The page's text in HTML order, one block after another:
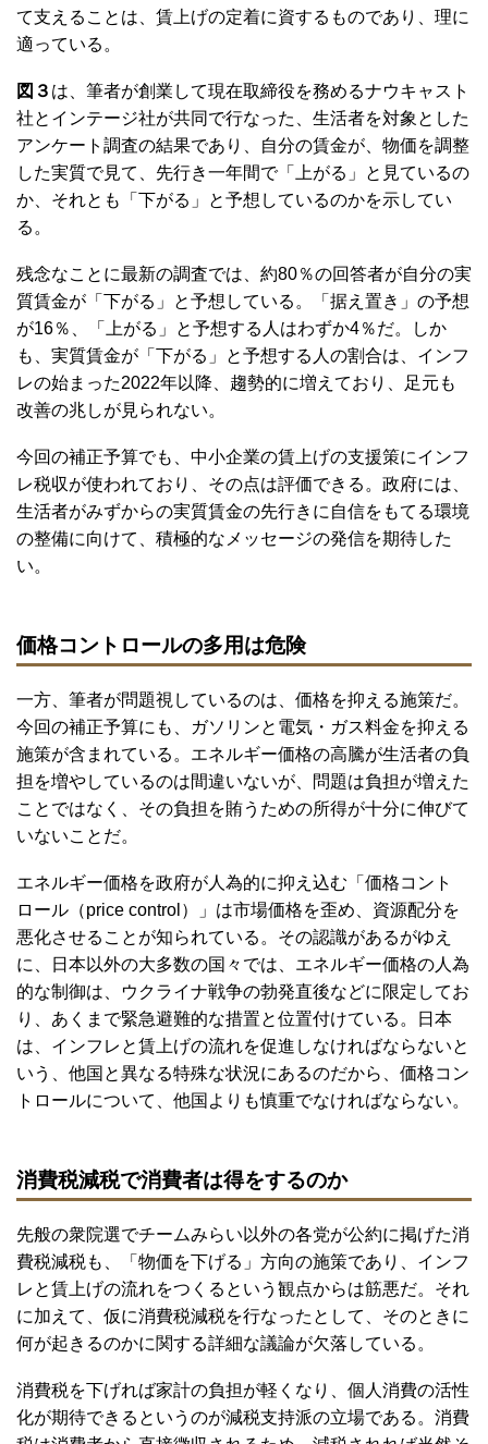
て支えることは、賃上げの定着に資するものであり、理に
適っている。
図３ は、筆者が創業して現在取締役を務めるナウキャスト
社とインテージ社が共同で行なった、生活者を対象とした
アンケート調査の結果であり、自分の賃金が、物価を調整
した実質で見て、先行き一年間で「上がる」と見ているの
か、それとも「下がる」と予想しているのかを示してい
る。
残念なことに最新の調査では、約80％の回答者が自分の実
質賃金が「下がる」と予想している。「据え置き」の予想
が16％、「上がる」と予想する人はわずか4％だ。しか
も、実質賃金が「下がる」と予想する人の割合は、インフ
レの始まった2022年以降、趨勢的に増えており、足元も
改善の兆しが見られない。
今回の補正予算でも、中小企業の賃上げの支援策にインフ
レ税収が使われており、その点は評価できる。政府には、
生活者がみずからの実質賃金の先行きに自信をもてる環境
の整備に向けて、積極的なメッセージの発信を期待した
い。
価格コントロールの多用は危険
一方、筆者が問題視しているのは、価格を抑える施策だ。
今回の補正予算にも、ガソリンと電気・ガス料金を抑える
施策が含まれている。エネルギー価格の高騰が生活者の負
担を増やしているのは間違いないが、問題は負担が増えた
ことではなく、その負担を賄うための所得が十分に伸びて
いないことだ。
エネルギー価格を政府が人為的に抑え込む「価格コント
ロール（price control）」は市場価格を歪め、資源配分を
悪化させることが知られている。その認識があるがゆえ
に、日本以外の大多数の国々では、エネルギー価格の人為
的な制御は、ウクライナ戦争の勃発直後などに限定してお
り、あくまで緊急避難的な措置と位置付けている。日本
は、インフレと賃上げの流れを促進しなければならないと
いう、他国と異なる特殊な状況にあるのだから、価格コン
トロールについて、他国よりも慎重でなければならない。
消費税減税で消費者は得をするのか
先般の衆院選でチームみらい以外の各党が公約に掲げた消
費税減税も、「物価を下げる」方向の施策であり、インフ
レと賃上げの流れをつくるという観点からは筋悪だ。それ
に加えて、仮に消費税減税を行なったとして、そのときに
何が起きるのかに関する詳細な議論が欠落している。
消費税を下げれば家計の負担が軽くなり、個人消費の活性
化が期待できるというのが減税支持派の立場である。消費